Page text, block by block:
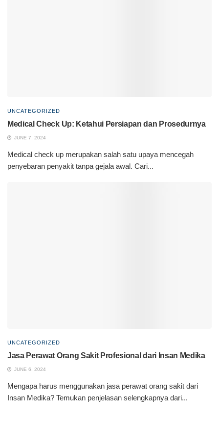
UNCATEGORIZED
Medical Check Up: Ketahui Persiapan dan Prosedurnya
JUNE 7, 2024
Medical check up merupakan salah satu upaya mencegah
penyebaran penyakit tanpa gejala awal. Cari...
UNCATEGORIZED
Jasa Perawat Orang Sakit Profesional dari Insan Medika
JUNE 6, 2024
Mengapa harus menggunakan jasa perawat orang sakit dari
Insan Medika? Temukan penjelasan selengkapnya dari...